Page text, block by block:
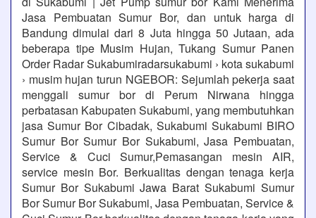
Jasa Pembuatan Sumur Bor, dan untuk harga di
Bandung dimulai dari 8 Juta hingga 50 Jutaan, ada
beberapa tipe Musim Hujan, Tukang Sumur Panen
Order Radar Sukabumiradarsukabumi › kota sukabumi
› musim hujan turun NGEBOR: Sejumlah pekerja saat
menggali sumur bor di Perum Nirwana hingga
perbatasan Kabupaten Sukabumi, yang membutuhkan
jasa Sumur Bor Cibadak, Sukabumi Sukabumi BIRO
Sumur Bor Sumur Bor Sukabumi, Jasa Pembuatan,
Service & Cuci Sumur,Pemasangan mesin AIR,
service mesin Bor. Berkualitas dengan tenaga kerja
Sumur Bor Sukabumi Jawa Barat Sukabumi Sumur
Bor Sumur Bor Sukabumi, Jasa Pembuatan, Service &